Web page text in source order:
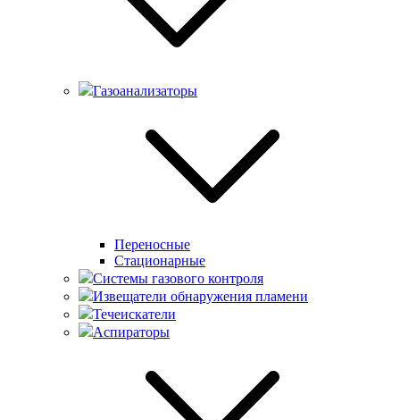
Газоанализаторы
Переносные
Стационарные
Системы газового контроля
Извещатели обнаружения пламени
Течеискатели
Аспираторы